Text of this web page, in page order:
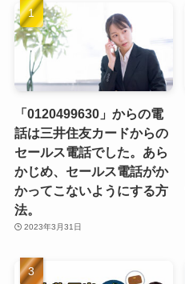
「0120499630」からの電
話は三井住友カードからの
セールス電話でした。あら
かじめ、セールス電話がか
かってこないようにする方
法。
2023年3月31日